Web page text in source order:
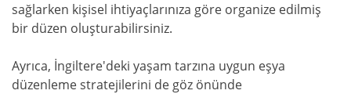
sağlarken kişisel ihtiyaçlarınıza göre organize edilmiş
bir düzen oluşturabilirsiniz.
Ayrıca, İngiltere'deki yaşam tarzına uygun eşya
düzenleme stratejilerini de göz önünde